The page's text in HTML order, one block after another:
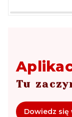
Tu
Dowiedz się